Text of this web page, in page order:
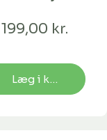
199,00 kr.
Læg i kurv